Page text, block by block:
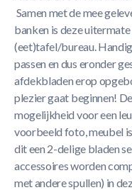
Samen met de mee
banken is deze
(eet)tafel/bureau.
passen en dus eronder
afdekbladen erop
plezier gaat beginnen!
mogelijkheid voor een
voorbeeld foto, meubel
dit een 2-delige bladen
accessoires worden
met andere spullen) in